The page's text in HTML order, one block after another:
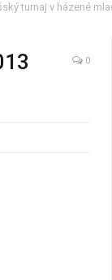
turnaj v házené
0